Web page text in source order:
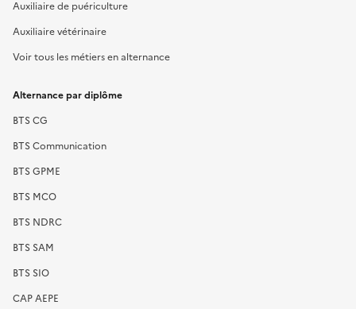
Auxiliaire de puériculture
Auxiliaire vétérinaire
Voir tous les métiers en alternance
Alternance par diplôme
BTS CG
BTS Communication
BTS GPME
BTS MCO
BTS NDRC
BTS SAM
BTS SIO
CAP AEPE